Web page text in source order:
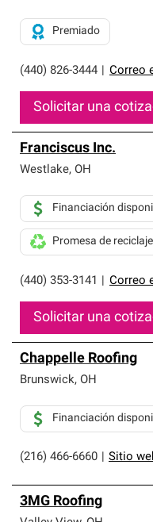
(440) 826-3444 Correo
Premiado
Solicitar una
Franciscus Inc.
Westlake, OH
(440) 353-3141 Correo
Financiación
Promesa de
Solicitar una
Chappelle Roofing
Brunswick, OH
(216) 466-6660 Sitio
Financiación
3MG Roofing